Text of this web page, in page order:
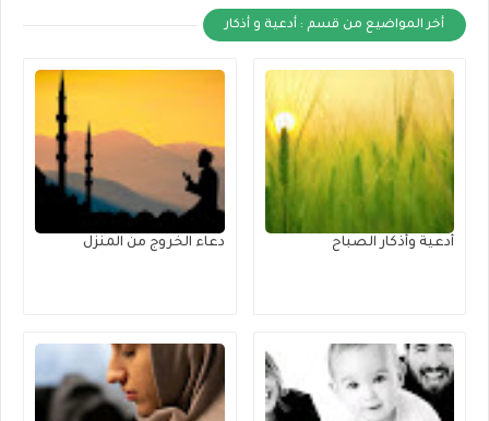
أخر المواضيع من قسم : أدعية و أذكار
أدعية وأذكار الصباح دعاء الخروج من المنزل